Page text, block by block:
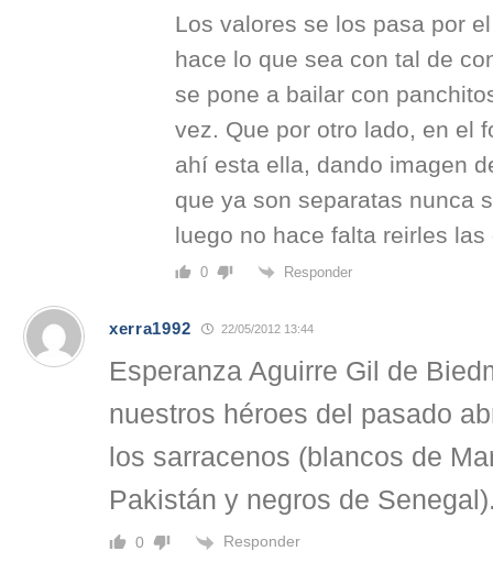
Los valores se los pasa por
hace lo que sea con tal de
se pone a bailar con
vez. Que por otro lado, en el
ahí esta ella, dando imagen
que ya son separatas nunca
luego no hace falta reirles las
0 Responder
xerra1992 22/05/2012 13:44
Esperanza Aguirre Gil de
nuestros héroes del pasado
los sarracenos (blancos de
Pakistán y negros de
0 Responder